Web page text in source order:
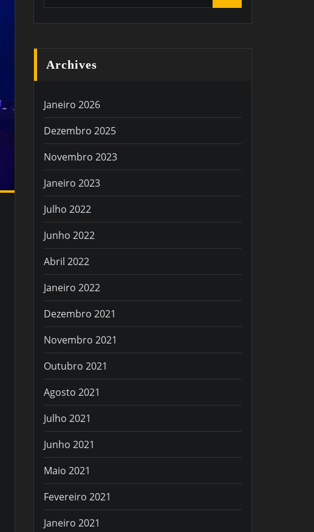
Archives
Janeiro 2026
Dezembro 2025
Novembro 2023
Janeiro 2023
Julho 2022
Junho 2022
Abril 2022
Janeiro 2022
Dezembro 2021
Novembro 2021
Outubro 2021
Agosto 2021
Julho 2021
Junho 2021
Maio 2021
Fevereiro 2021
Janeiro 2021